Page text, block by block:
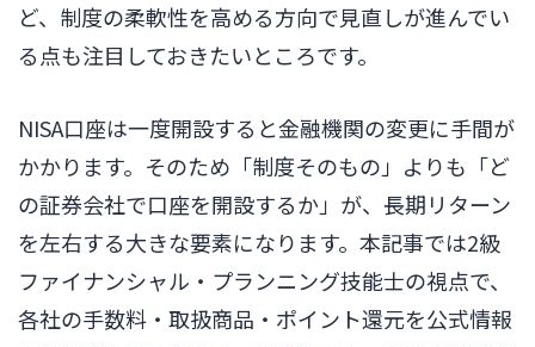
ど、制度の柔軟性を高める方向で見直しが進んでい
る点も注目しておきたいところです。
NISA口座は一度開設すると金融機関の変更に手間が
かかります。そのため「制度そのもの」よりも「ど
の証券会社で口座を開設するか」が、長期リターン
を左右する大きな要素になります。本記事では2級
ファイナンシャル・プランニング技能士の視点で、
各社の手数料・取扱商品・ポイント還元を公式情報